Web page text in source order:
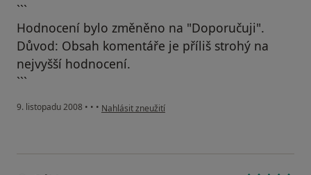
```
Hodnocení bylo změněno na "Doporučuji".
Důvod: Obsah komentáře je příliš strohý na
nejvyšší hodnocení.
```
9. listopadu 2008 • • • podle názoru uživatele Pacient
Nahlásit zneužití